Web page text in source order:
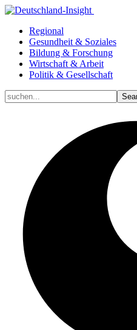
Regional
Gesundheit & Soziales
Bildung & Forschung
Wirtschaft & Arbeit
Politik & Gesellschaft